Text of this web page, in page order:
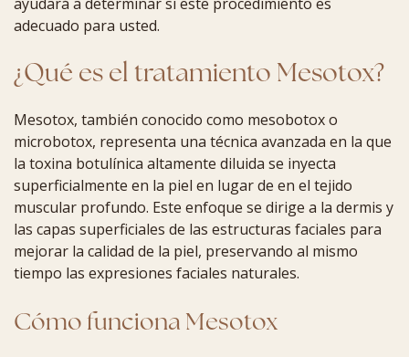
adecuado para usted.
¿Qué es el tratamiento Mesotox?
Mesotox, también conocido como mesobotox o
microbotox, representa una técnica avanzada en la que
la toxina botulínica altamente diluida se inyecta
superficialmente en la piel en lugar de en el tejido
muscular profundo. Este enfoque se dirige a la dermis y
las capas superficiales de las estructuras faciales para
mejorar la calidad de la piel, preservando al mismo
tiempo las expresiones faciales naturales.
Cómo funciona Mesotox